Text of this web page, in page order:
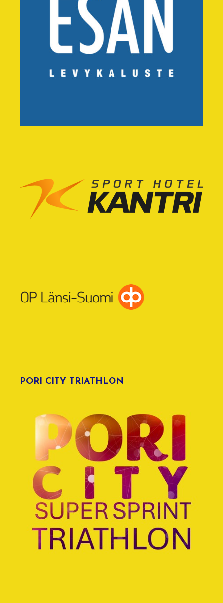
PORI CITY TRIATHLON